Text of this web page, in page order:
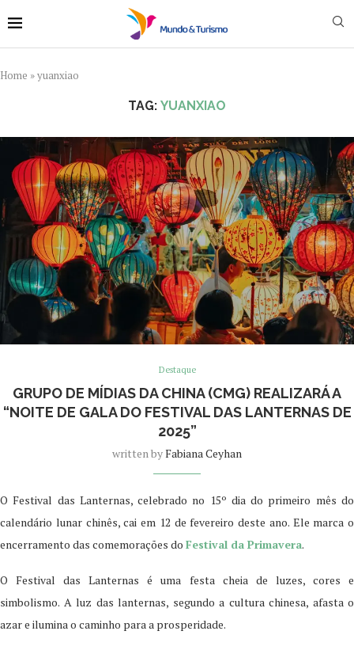
Home »yuanxiao
TAG: YUANXIAO
Destaque
GRUPO DE MÍDIAS DA CHINA (CMG) REALIZARÁ A
“NOITE DE GALA DO FESTIVAL DAS LANTERNAS DE
2025”
written byFabiana Ceyhan
O Festival das Lanternas, celebrado no 15º dia do primeiro mês do
calendário lunar chinês, cai em 12 de fevereiro deste ano. Ele marca o
encerramento das comemorações do Festival da Primavera.
O Festival das Lanternas é uma festa cheia de luzes, cores e
simbolismo. A luz das lanternas, segundo a cultura chinesa, afasta o
azar e ilumina o caminho para a prosperidade.